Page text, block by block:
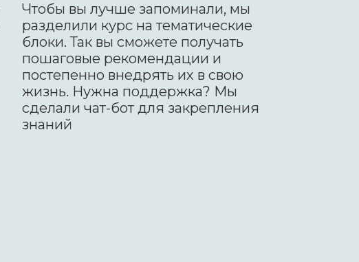
Чтобы вы лучше запоминали, мы
разделили курс на тематические
блоки. Так вы сможете получать
пошаговые рекомендации и
постепенно внедрять их в свою
жизнь. Нужна поддержка? Мы
сделали чат-бот для закрепления
знаний